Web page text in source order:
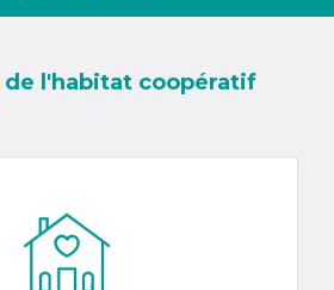
de l'habitat coopératif